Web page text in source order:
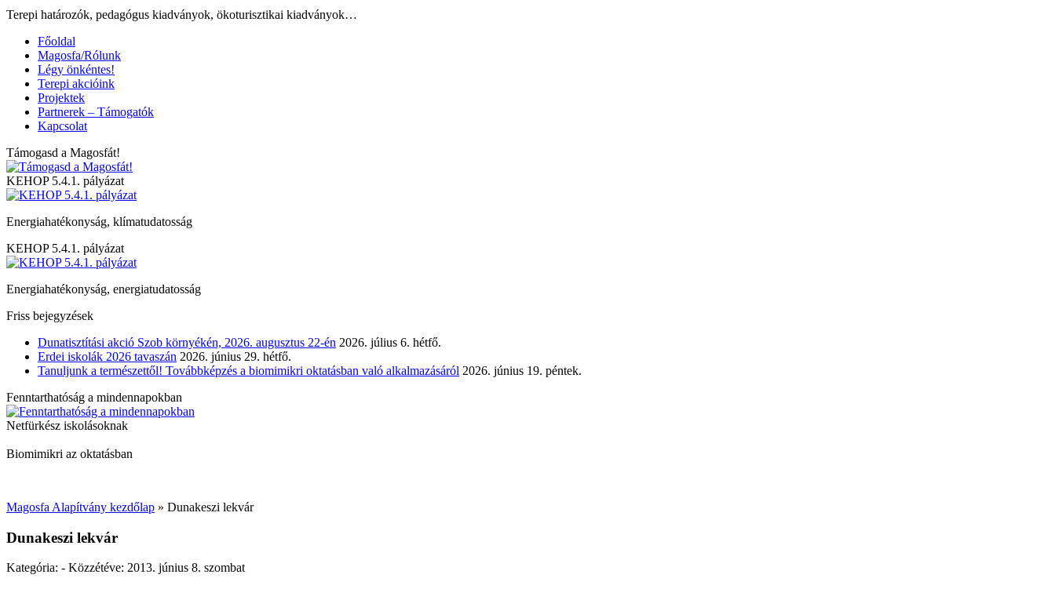
Terepi határozók, pedagógus kiadványok, ökoturisztikai kiadványok…
Főoldal
Magosfa/Rólunk
Légy önkéntes!
Terepi akcióink
Projektek
Partnerek – Támogatók
Kapcsolat
Támogasd a Magosfát!
KEHOP 5.4.1. pályázat
Energiahatékonyság, klímatudatosság
KEHOP 5.4.1. pályázat
Energiahatékonyság, energiatudatosság
Friss bejegyzések
Dunatisztítási akció Szob környékén, 2026. augusztus 22-én 2026. július 6. hétfő.
Erdei iskolák 2026 tavaszán 2026. június 29. hétfő.
Tanuljunk a természettől! Továbbképzés a biomimikri oktatásban való alkalmazásáról 2026. június 19. péntek.
Fenntarthatóság a mindennapokban
Netfürkész iskolásoknak
Biomimikri az oktatásban
Magosfa Alapítvány kezdőlap » Dunakeszi lekvár
Dunakeszi lekvár
Kategória: - Közzétéve: 2013. június 8. szombat